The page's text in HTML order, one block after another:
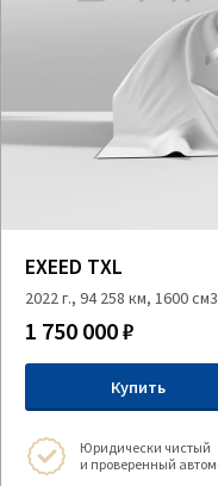
EXEED TXL
2022 г., 94 258 км, 1600
1 750 000 ₽
Купить
Юридически чистый
и проверенный